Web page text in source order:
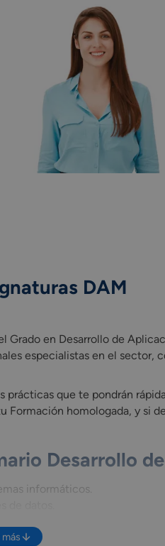
DAM
Grado en Desarrollo de
especialistas en el sector,
prácticas que te pondrán
Formación homologada, y si
Desarrollo
informáticos.
de marcas y sistemas de